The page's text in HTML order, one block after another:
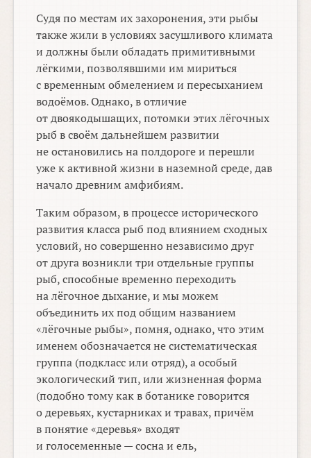
Судя по местам их захоронения, эти рыбы
также жили в условиях засушливого климата
и должны были обладать примитивными
лёгкими, позволявшими им мириться
с временным обмелением и пересыханием
водоёмов. Однако, в отличие
от двоякодышащих, потомки этих лёгочных
рыб в своём дальнейшем развитии
не остановились на полдороге и перешли
уже к активной жизни в наземной среде, дав
начало древним амфибиям.
Таким образом, в процессе исторического
развития класса рыб под влиянием сходных
условий, но совершенно независимо друг
от друга возникли три отдельные группы
рыб, способные временно переходить
на лёгочное дыхание, и мы можем
объединить их под общим названием
«лёгочные рыбы», помня, однако, что этим
именем обозначается не систематическая
группа (подкласс или отряд), а особый
экологический тип, или жизненная форма
(подобно тому как в ботанике говорится
о деревьях, кустарниках и травах, причём
в понятие «деревья» входят
и голосеменные — сосна и ель,